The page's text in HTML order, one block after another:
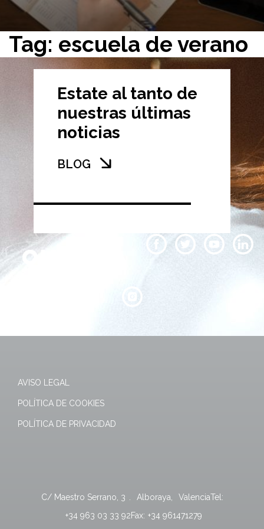
Tag: escuela de verano
Estate al tanto de
nuestras últimas
noticias
BLOG
AVISO LEGAL
POLÍTICA DE COOKIES
POLÍTICA DE PRIVACIDAD
C/ Maestro Serrano, 3 Alboraya ValenciaTel:
+34 963 03 33 92Fax: +34 961471279